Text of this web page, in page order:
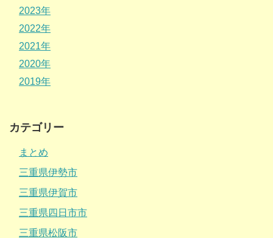
2023年
2022年
2021年
2020年
2019年
カテゴリー
まとめ
三重県伊勢市
三重県伊賀市
三重県四日市市
三重県松阪市